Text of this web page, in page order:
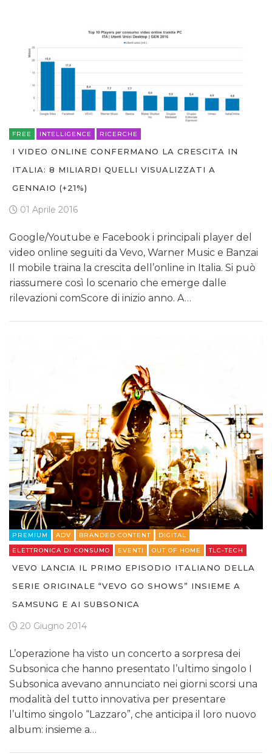
FREE INTELLIGENCE RICERCHE
I VIDEO ONLINE CONFERMANO LA CRESCITA IN
ITALIA: 8 MILIARDI QUELLI VISUALIZZATI A
GENNAIO (+21%)
01 Aprile 2016
Google/Youtube e Facebook i principali player del
video online seguiti da Vevo, Warner Music e Banzai
Il mobile traina la crescita dell’online in Italia. Si può
riassumere così lo scenario che emerge dalle
rilevazioni comScore di inizio anno. A…
PREMIUM ADV BRANDED CONTENT
DIGITAL
ELETTRONICA DI CONSUMO
EVENTI OUT OF HOME TLC-TECH
VEVO LANCIA IL PRIMO EPISODIO ITALIANO DELLA
SERIE ORIGINALE “VEVO GO SHOWS” INSIEME A
SAMSUNG E AI SUBSONICA
20 Giugno 2014
L’operazione ha visto un concerto a sorpresa dei
Subsonica che hanno presentato l’ultimo singolo I
Subsonica avevano annunciato nei giorni scorsi una
modalità del tutto innovativa per presentare
l’ultimo singolo “Lazzaro”, che anticipa il loro nuovo
album: insieme a…